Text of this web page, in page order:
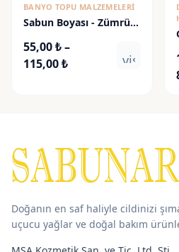
BANYO TOPU MALZEMELERI
Sabun Boyası - Zümrüt
55,00₺–
115,00₺Fiyat
visibility
Doğanın en saf haliyle cildinizi
uçucu yağlar ve doğal bakım